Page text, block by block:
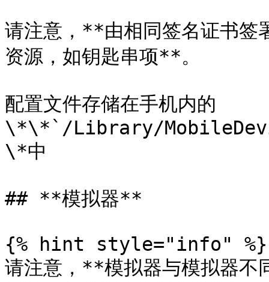
请注意，**由相同签名证书签
资源，如钥匙串项**。
配置文件存储在手机内的
\*\*`/Library/
\*中
## **模拟器**
{% hint style="info" %}
请注意，**模拟器与模拟器不